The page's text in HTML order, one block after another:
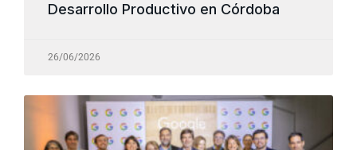
Desarrollo Productivo en Córdoba
26/06/2026